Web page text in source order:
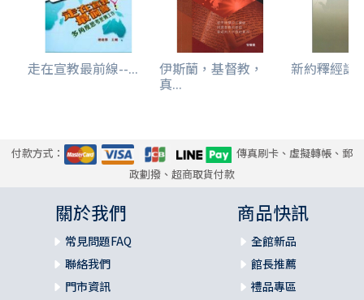
走在宣教最前線--... 伊斯蘭，基督教，
真...
新約釋經講
付款方式：
傳真刷卡、虛擬轉帳、郵
政劃撥、超商取貨付款
關於我們
常見問題FAQ
聯絡我們
門市資訊
商品快訊
全館新品
館長推薦
禮品專區